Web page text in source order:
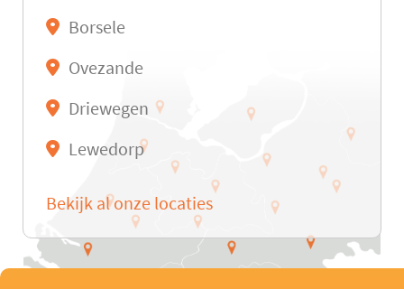
Borsele
Ovezande
Driewegen
Lewedorp
Bekijk al onze locaties